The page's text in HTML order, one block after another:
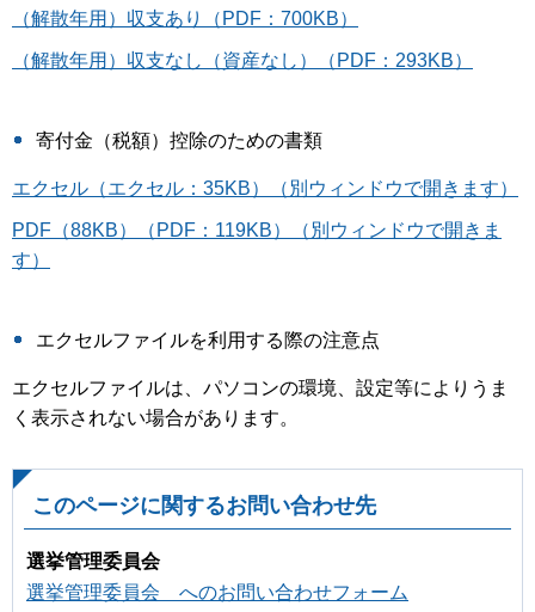
（解散年用）収支あり（PDF：700KB）
（解散年用）収支なし（資産なし）（PDF：293KB）
寄付金（税額）控除のための書類
エクセル（エクセル：35KB）（別ウィンドウで開きます）
PDF（88KB）（PDF：119KB）（別ウィンドウで開きま
す）
エクセルファイルを利用する際の注意点
エクセルファイルは、パソコンの環境、設定等によりうま
く表示されない場合があります。
このページに関するお問い合わせ先
選挙管理委員会
選挙管理委員会 へのお問い合わせフォーム